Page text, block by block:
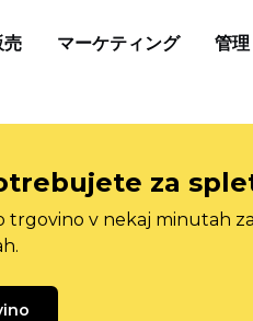
売 マーケティング 管理
za
trgovino v nekaj minutah